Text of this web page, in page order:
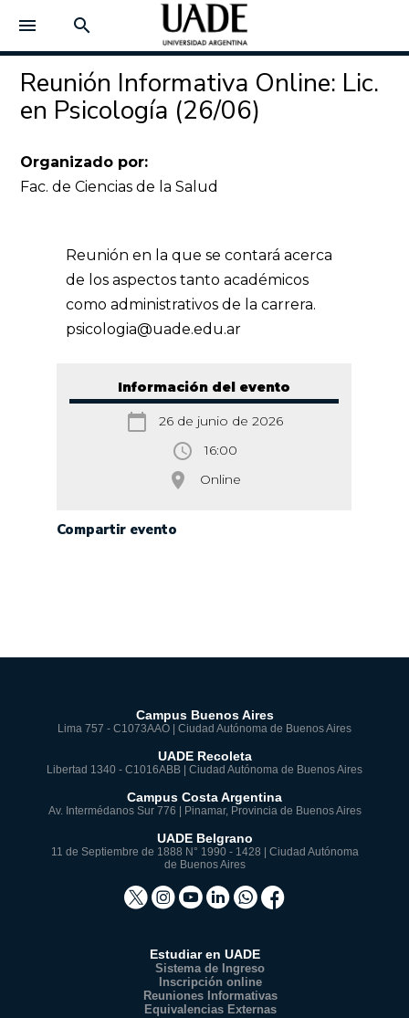
menu search
Reunión Informativa Online: Lic.
en Psicología (26/06)
Organizado por:
Fac. de Ciencias de la Salud
Información del evento
calendar_today 26 de junio de 2026
access_time 16:00
room Online
Compartir evento
Reunión en la que se contará acerca
de los aspectos tanto académicos
como administrativos de la carrera.
psicologia@uade.edu.ar
Campus Buenos Aires
Lima 757 - C1073AAO | Ciudad Autónoma de Buenos Aires
UADE Recoleta
Libertad 1340 - C1016ABB | Ciudad Autónoma de Buenos Aires
Campus Costa Argentina
Av. Intermédanos Sur 776 | Pinamar, Provincia de Buenos Aires
UADE Belgrano
11 de Septiembre de 1888 N° 1990 - 1428 | Ciudad Autónoma
de Buenos Aires
Estudiar en UADE
Sistema de Ingreso
Inscripción online
Reuniones Informativas
Equivalencias Externas